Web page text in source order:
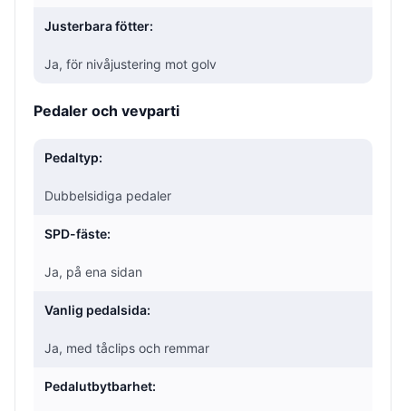
Justerbara fötter:
Ja, för nivåjustering mot golv
Pedaler och vevparti
Pedaltyp:
Dubbelsidiga pedaler
SPD-fäste:
Ja, på ena sidan
Vanlig pedalsida:
Ja, med tåclips och remmar
Pedalutbytbarhet: